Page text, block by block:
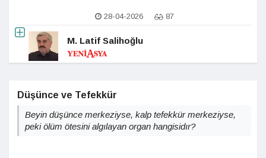
28-04-2026 87
M. Latif Salihoğlu
Düşünce ve Tefekkür
Beyin düşünce merkeziyse, kalp tefekkür merkeziyse,
peki ölüm ötesini algılayan organ hangisidır?